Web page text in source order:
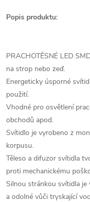
Popis produktu:
PRACHOTĚSNÉ LED
na strop nebo zeď.
Energeticky úsporné
použití.
Vhodné pro osvětlení
obchodů apod.
Svítidlo je vyrobeno z
korpusu.
Těleso a difuzor svítidla
proti mechanickému
Silnou stránkou svítidla
a odolné vůči tryskající